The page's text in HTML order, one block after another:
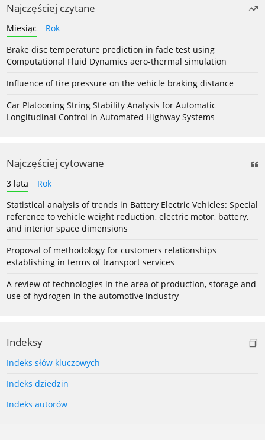
Najczęściej czytane
Miesiąc
Rok
Brake disc temperature prediction in fade test using
Computational Fluid Dynamics aero-thermal simulation
Influence of tire pressure on the vehicle braking distance
Car Platooning String Stability Analysis for Automatic
Longitudinal Control in Automated Highway Systems
Najczęściej cytowane
3 lata
Rok
Statistical analysis of trends in Battery Electric Vehicles: Special
reference to vehicle weight reduction, electric motor, battery,
and interior space dimensions
Proposal of methodology for customers relationships
establishing in terms of transport services
A review of technologies in the area of production, storage and
use of hydrogen in the automotive industry
Indeksy
Indeks słów kluczowych
Indeks dziedzin
Indeks autorów